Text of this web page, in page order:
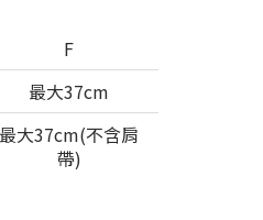
F
最大37cm
最大37cm(不含肩
帶)